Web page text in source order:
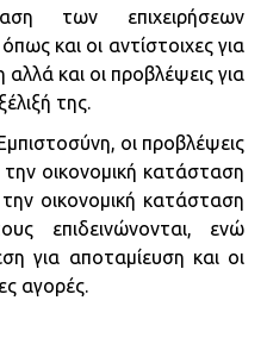
των επιχειρήσεων
και οι αντίστοιχες για
και οι προβλέψεις για
της.
οι προβλέψεις
οικονομική κατάσταση
οικονομική κατάσταση
επιδεινώνονται, ενώ
για αποταμίευση και οι
αγορές.